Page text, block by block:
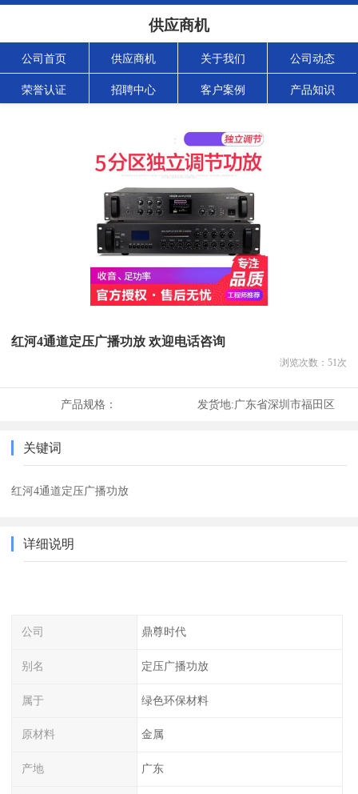
供应商机
公司首页 供应商机 关于我们 公司动态
荣誉认证 招聘中心 客户案例 产品知识
红河4通道定压广播功放 欢迎电话咨询
浏览次数： 51次
产品规格： 发货地:广东省深圳市福田区
关键词
红河4通道定压广播功放
详细说明
公司 鼎尊时代
别名 定压广播功放
属于 绿色环保材料
原材料 金属
产地 广东